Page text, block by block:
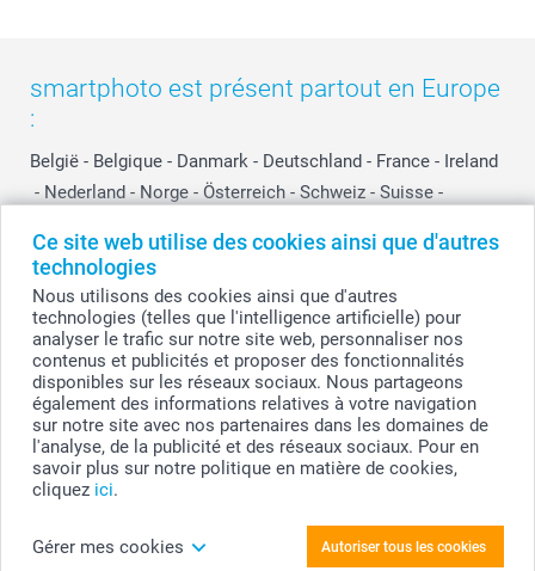
Ce site web utilise des cookies ainsi que d'autres
technologies
Nous utilisons des cookies ainsi que d'autres
technologies (telles que l'intelligence artificielle) pour
analyser le trafic sur notre site web, personnaliser nos
contenus et publicités et proposer des fonctionnalités
disponibles sur les réseaux sociaux. Nous partageons
également des informations relatives à votre navigation
sur notre site avec nos partenaires dans les domaines de
l'analyse, de la publicité et des réseaux sociaux. Pour en
savoir plus sur notre politique en matière de cookies,
cliquez ici.
Gérer mes cookies Autoriser tous les cookies
smartphoto est présent partout en Europe
:
België - Belgique - Danmark - Deutschland - France - Ireland
- Nederland - Norge - Österreich - Schweiz - Suisse -
Other Countries
© smartphoto group. Tous droits réservés
smartphoto group SA.
Siège social : Kwatrechtsteenweg 160, 9230 Wetteren, Belgique
Numéro de TVA BE 0405.706.755
Numéro d'entreprise 0405.706.755.
Tous les prix sont en EURO (€), TVA incluse et hors frais de port.